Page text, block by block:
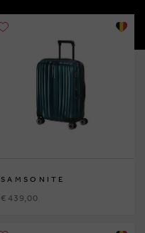
SAMSONITE
€ 439,00